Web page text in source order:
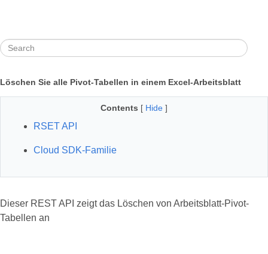
Löschen Sie alle Pivot-Tabellen in einem Excel-Arbeitsblatt
Contents [ Hide ]
RSET API
Cloud SDK-Familie
Dieser REST API zeigt das Löschen von Arbeitsblatt-Pivot-
Tabellen an